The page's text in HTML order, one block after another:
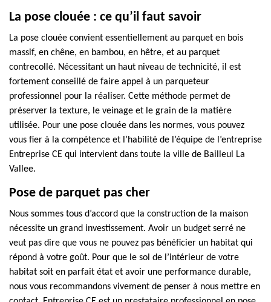
La pose clouée : ce qu’il faut savoir
La pose clouée convient essentiellement au parquet en bois
massif, en chêne, en bambou, en hêtre, et au parquet
contrecollé. Nécessitant un haut niveau de technicité, il est
fortement conseillé de faire appel à un parqueteur
professionnel pour la réaliser. Cette méthode permet de
préserver la texture, le veinage et le grain de la matière
utilisée. Pour une pose clouée dans les normes, vous pouvez
vous fier à la compétence et l’habilité de l’équipe de l’entreprise
Entreprise CE qui intervient dans toute la ville de Bailleul La
Vallee.
Pose de parquet pas cher
Nous sommes tous d’accord que la construction de la maison
nécessite un grand investissement. Avoir un budget serré ne
veut pas dire que vous ne pouvez pas bénéficier un habitat qui
répond à votre goût. Pour que le sol de l’intérieur de votre
habitat soit en parfait état et avoir une performance durable,
nous vous recommandons vivement de penser à nous mettre en